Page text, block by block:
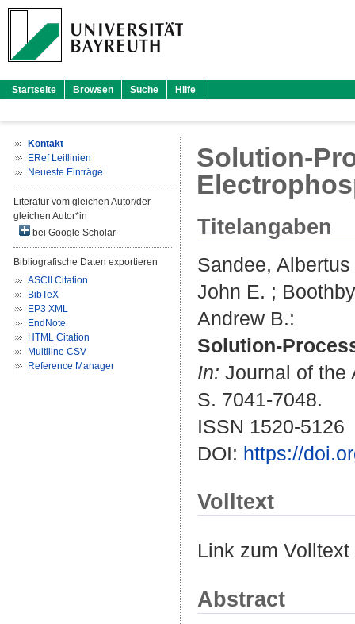
Startseite Browsen Suche Hilfe
Kontakt
ERef Leitlinien
Neueste Einträge
Literatur vom gleichen Autor/der
gleichen Autor*in
bei Google Scholar
Bibliografische Daten exportieren
ASCII Citation
BibTeX
EP3 XML
EndNote
HTML Citation
Multiline CSV
Reference Manager
Solution-
Titelangaben
Sandee, Albertus
John E. ;
Andrew B.:
Solution-
In: Journal of the
S. 7041-7048.
ISSN 1520-5126
DOI: https://
Volltext
Link zum
Abstract